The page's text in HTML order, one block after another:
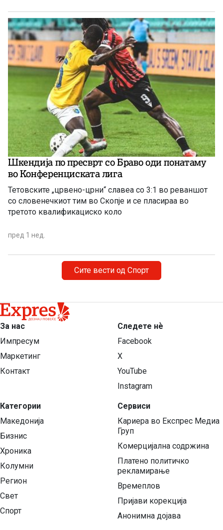
Шкендија по пресврт со Браво оди понатаму
во Конференциската лига
Тетовските „црвено-црни“ славеа со 3:1 во реваншот
со словенечкиот тим во Скопје и се пласираа во
третото квалификациско коло
пред 1 нед.
Сите вести од Спорт
За нас
Импресум
Маркетинг
Контакт
Категории
Македонија
Бизнис
Хроника
Колумни
Регион
Свет
Спорт
Следете нѐ
Facebook
X
YouTube
Instagram
Сервиси
Кариера во Експрес Медиа
Груп
Комерцијална содржина
Платено политичко
рекламирање
Времеплов
Пријави корекција
Анонимна дојава